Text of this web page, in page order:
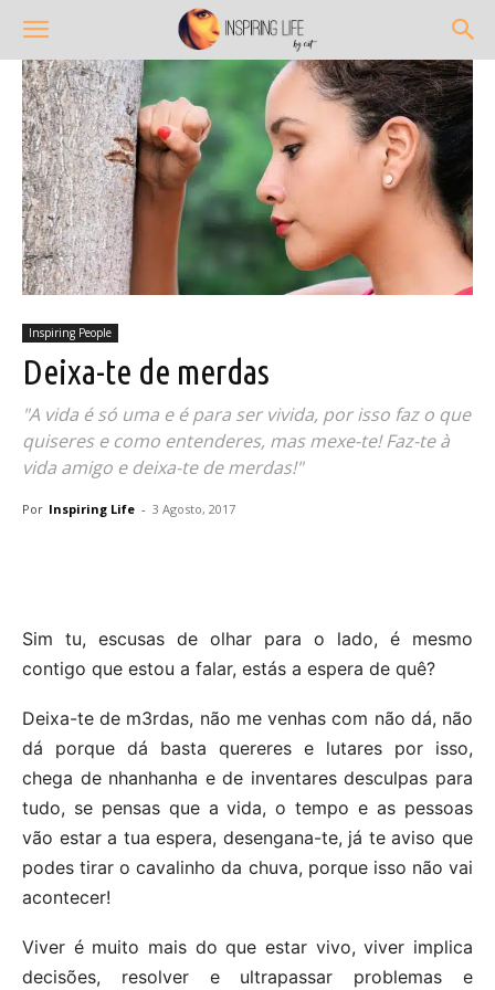
Inspiring People
Deixa-te de merdas
"A vida é só uma e é para ser vivida, por isso faz o que
quiseres e como entenderes, mas mexe-te! Faz-te à
vida amigo e deixa-te de merdas!"
Por Inspiring Life - 3 Agosto, 2017
Sim tu, escusas de olhar para o lado, é mesmo
contigo que estou a falar, estás a espera de quê?
Deixa-te de m3rdas, não me venhas com não dá, não
dá porque dá basta quereres e lutares por isso,
chega de nhanhanha e de inventares desculpas para
tudo, se pensas que a vida, o tempo e as pessoas
vão estar a tua espera, desengana-te, já te aviso que
podes tirar o cavalinho da chuva, porque isso não vai
acontecer!
Viver é muito mais do que estar vivo, viver implica
decisões, resolver e ultrapassar problemas e